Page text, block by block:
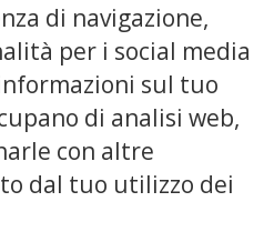
di navigazione,
per i social media
sul tuo
di analisi web,
con altre
dal tuo utilizzo dei